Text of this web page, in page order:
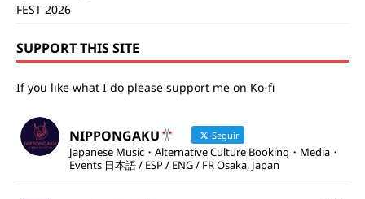
FEST 2026
SUPPORT THIS SITE
If you like what I do please support me on Ko-fi
NIPPONGAKU Seguir
Japanese Music・Alternative Culture Booking・Media・
Events 日本語 / ESP / ENG / FR Osaka, Japan